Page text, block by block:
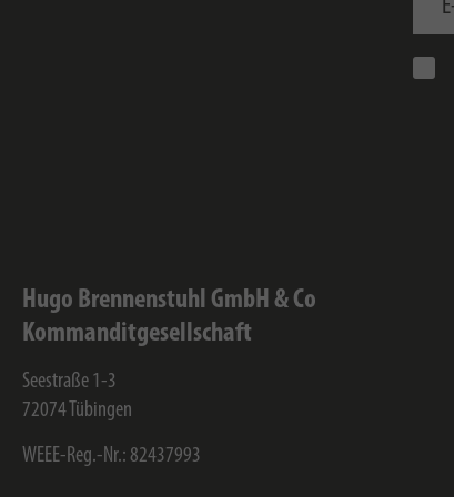
Hugo Brennenstuhl GmbH & Co
Kommanditgesellschaft
Seestraße 1-3
72074 Tübingen
WEEE-Reg.-Nr.: 82437993